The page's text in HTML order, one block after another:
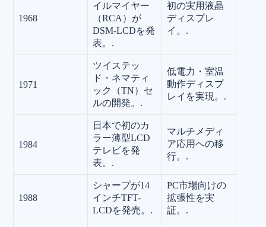
1968
イルマイヤー
（RCA）が
DSM-LCDを発
表。.
初の実用液晶
ディスプレ
イ。.
1971
ツイステッ
ド・ネマティ
ック（TN）セ
ルの開発。.
低電力・室温
動作ディスプ
レイを実現。.
1984
日本で初のカ
ラー薄型LCD
テレビを発
表。.
マルチメディ
ア応用への移
行。.
1988
シャープが14
インチTFT-
LCDを発売。.
PC市場向けの
拡張性を実
証。.